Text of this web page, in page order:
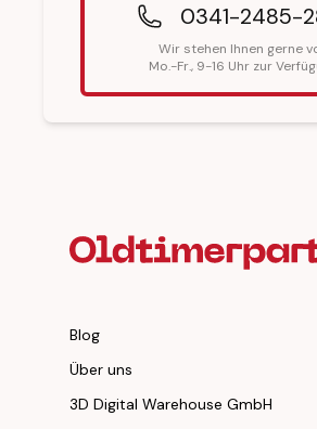
0341-2485-
Wir stehen Ihnen gerne
Mo.-Fr., 9-16 Uhr zur
Blog
Über uns
3D Digital Warehouse GmbH